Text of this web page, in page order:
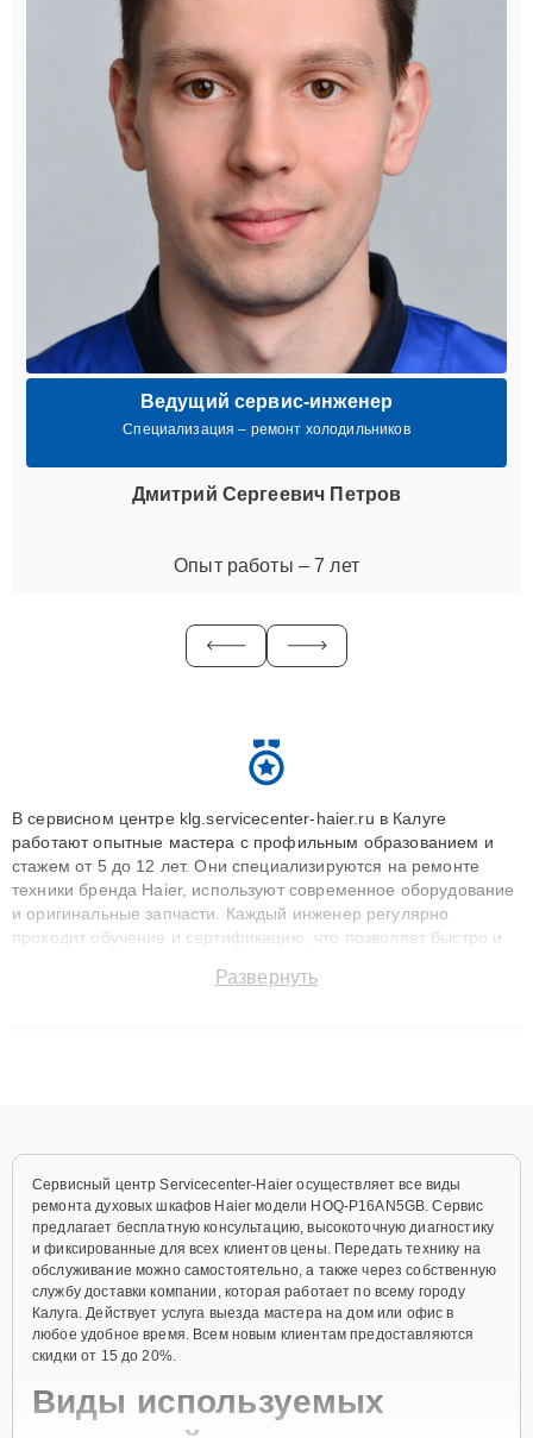
Ведущий сервис-инженер
Специализация – ремонт холодильников
Дмитрий Сергеевич Петров
Опыт работы – 7 лет
В сервисном центре klg.servicecenter-haier.ru в Калуге
работают опытные мастера с профильным образованием и
стажем от 5 до 12 лет. Они специализируются на ремонте
техники бренда Haier, используют современное оборудование
и оригинальные запчасти. Каждый инженер регулярно
проходит обучение и сертификацию, что позволяет быстро и
сохранением гарантии до 3 лет. Наши мастера решают
Развернуть
Сервисный центр Servicecenter-Haier осуществляет все виды
ремонта духовых шкафов Haier модели HOQ-P16AN5GB. Сервис
предлагает бесплатную консультацию, высокоточную диагностику
и фиксированные для всех клиентов цены. Передать технику на
обслуживание можно самостоятельно, а также через собственную
службу доставки компании, которая работает по всему городу
Калуга. Действует услуга выезда мастера на дом или офис в
любое удобное время. Всем новым клиентам предоставляются
скидки от 15 до 20%.
Виды используемых